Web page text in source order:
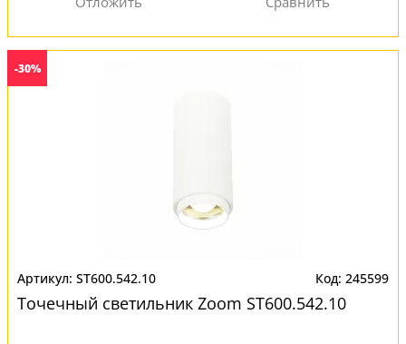
-30%
ST600.542.10 245599
Точечный светильник Zoom ST600.542.10